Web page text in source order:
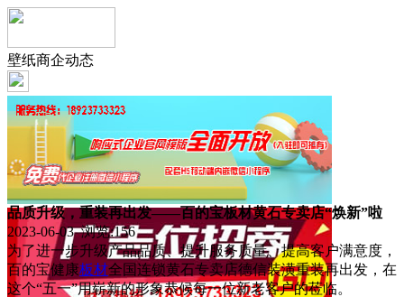
壁纸商企动态
品质升级，重装再出发——百的宝板材黄石专卖店“焕新”啦
2023-06-03 浏览:156
为了进一步升级产品品质、提升服务质量、提高客户满意度，
百的宝健康板材全国连锁黄石专卖店德信装潢重装再出发，在
这个“五一”用崭新的形象恭候每一位新老客户的莅临。